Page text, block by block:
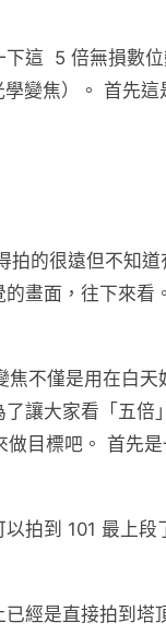
下這 5 倍無損數
變焦）。 首先這
拍的很遠但不知
畫面，往下來看。
焦不僅是用在白天
了讓大家看「五倍
做目標吧。 首先是
拍到 101 最上段
經是直接拍到塔